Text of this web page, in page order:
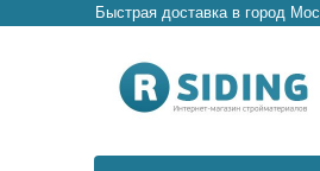
Быстрая доставка в город